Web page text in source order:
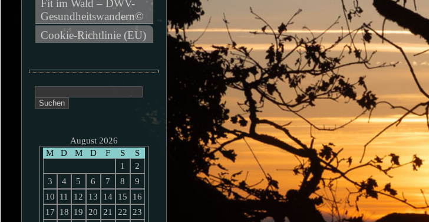
Fit im Wald – DWV-
Gesundheitswandern©
Cookie-Richtlinie (EU)
nach:
August 2026
M
D M D F S
S
1
2
3
4 5 6 7 8
9
10
11 12 13 14 15
16
17
18 19 20 21 22
23